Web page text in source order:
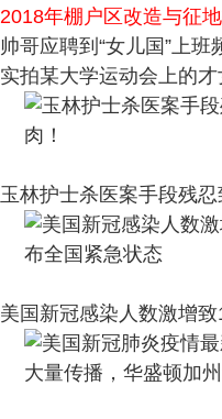
2018年棚户区改造与征
帅哥应聘到“女儿国”上班
实拍某大学运动会上的才
玉林护士杀医案手段残
美国新冠感染人数激增